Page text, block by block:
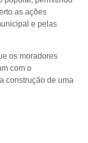
as ações
e pelas
os moradores
com o
construção de uma